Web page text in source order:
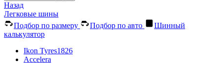
Назад
Легковые шины
Подбор по размеру
Подбор по авто
Шинный
калькулятор
Ikon Tyres1826
Accelera